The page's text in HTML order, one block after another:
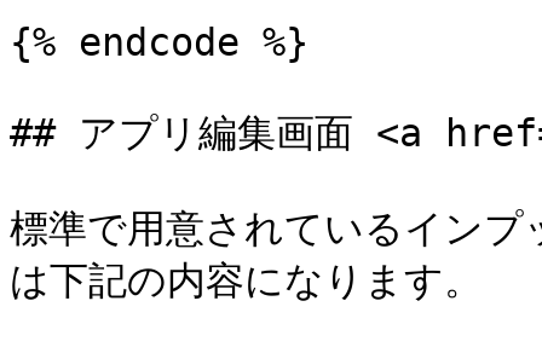
{% endcode %}
## アプリ編集画面 <a
標準で用意されているインプ
は下記の内容になります。